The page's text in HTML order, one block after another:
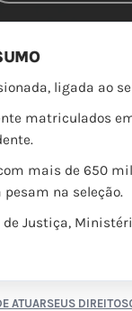
ligada ao
matriculados
mais de 650
na seleção.
de Justiça,
ATUARSEUS DIREITOS